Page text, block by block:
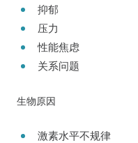
抑郁
压力
性能焦虑
关系问题
生物原因
激素水平不规律